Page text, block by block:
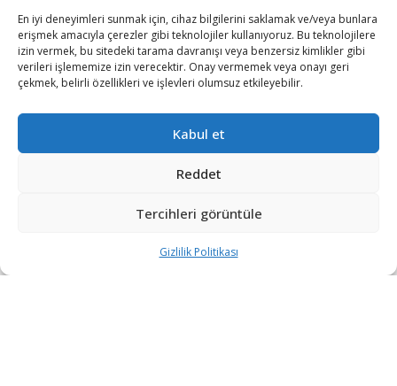
En iyi deneyimleri sunmak için, cihaz bilgilerini saklamak ve/veya bunlara
erişmek amacıyla çerezler gibi teknolojiler kullanıyoruz. Bu teknolojilere
izin vermek, bu sitedeki tarama davranışı veya benzersiz kimlikler gibi
verileri işlememize izin verecektir. Onay vermemek veya onayı geri
çekmek, belirli özellikleri ve işlevleri olumsuz etkileyebilir.
Kabul et
Reddet
Tercihleri görüntüle
Gizlilik Politikası
iletisim@savunmatr.com
2026 © Savunma TR. Tüm Hakları Saklıdır.
Siber Güvenlik
Teknoloji
Politika